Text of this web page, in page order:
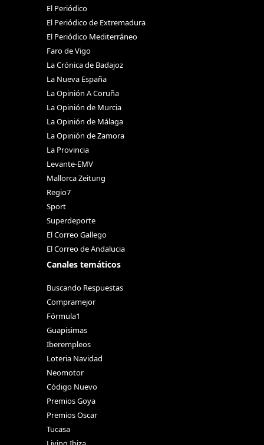
El Periódico
El Periódico de Extremadura
El Periódico Mediterráneo
Faro de Vigo
La Crónica de Badajoz
La Nueva España
La Opinión A Coruña
La Opinión de Murcia
La Opinión de Málaga
La Opinión de Zamora
La Provincia
Levante-EMV
Mallorca Zeitung
Regio7
Sport
Superdeporte
El Correo Gallego
El Correo de Andalucia
Canales temáticos
Buscando Respuestas
Compramejor
Fórmula1
Guapisimas
Iberempleos
Loteria Navidad
Neomotor
Código Nuevo
Premios Goya
Premios Oscar
Tucasa